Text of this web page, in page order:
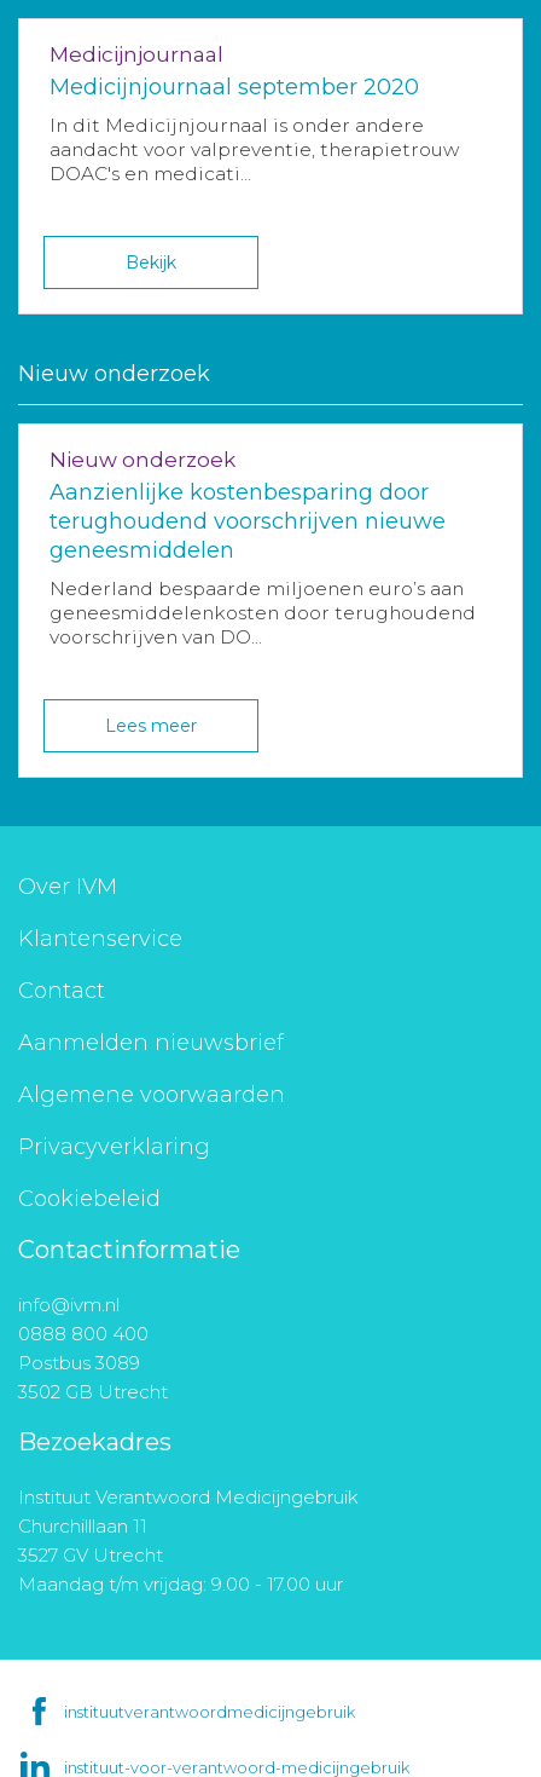
Medicijnjournaal
Medicijnjournaal september 2020
In dit Medicijnjournaal is onder andere
aandacht voor valpreventie, therapietrouw
DOAC's en medicati...
Bekijk
Nieuw onderzoek
Nieuw onderzoek
Aanzienlijke kostenbesparing door
terughoudend voorschrijven nieuwe
geneesmiddelen
Nederland bespaarde miljoenen euro’s aan
geneesmiddelenkosten door terughoudend
voorschrijven van DO...
Lees meer
Over IVM
Klantenservice
Contact
Aanmelden nieuwsbrief
Algemene voorwaarden
Privacyverklaring
Cookiebeleid
Contactinformatie
info@ivm.nl
0888 800 400
Postbus 3089
3502 GB Utrecht
Bezoekadres
Instituut Verantwoord Medicijngebruik
Churchilllaan 11
3527 GV Utrecht
Maandag t/m vrijdag: 9.00 - 17.00 uur
instituutverantwoordmedicijngebruik
instituut-voor-verantwoord-medicijngebruik